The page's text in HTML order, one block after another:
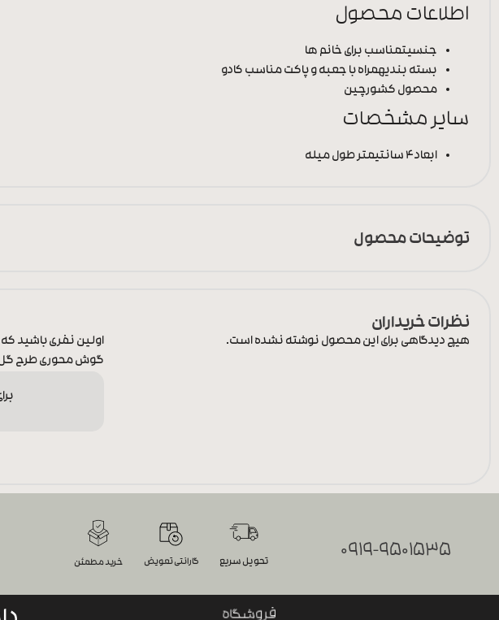
اطلاعات محصول
جنسیتمناسب برای خانم ها
بسته بندیهمراه با جعبه و پاکت مناسب کادو
محصول کشورچین
سایر مشخصات
ابعاد4 سانتیمتر طول میله
توضیحات محصول
نظرات خریداران
هیچ دیدگاهی برای این محصول نوشته نشده است.
اولین نفری باشید
گوش محوری طرح گل
0919-9501535 تحویل سریع گارانتی تعویض خرید مطمئن